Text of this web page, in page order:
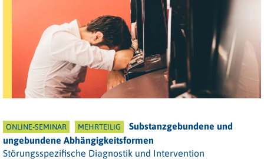
ONLINE-SEMINAR MEHRTEILIG
Substanzgebundene und
ungebundene Abhängigkeitsformen
Störungsspezifische Diagnostik und Intervention